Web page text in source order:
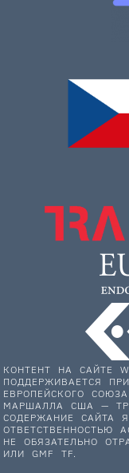
КОНТЕНТ НА САЙТЕ
ПОДДЕРЖИВАЕТСЯ
ЕВРОПЕЙСКОГО
МАРШАЛЛА США —
СОДЕРЖАНИЕ САЙТА
ОТВЕТСТВЕННОСТЬЮ
НЕ ОБЯЗАТЕЛЬНО
ИЛИ GMF TF.